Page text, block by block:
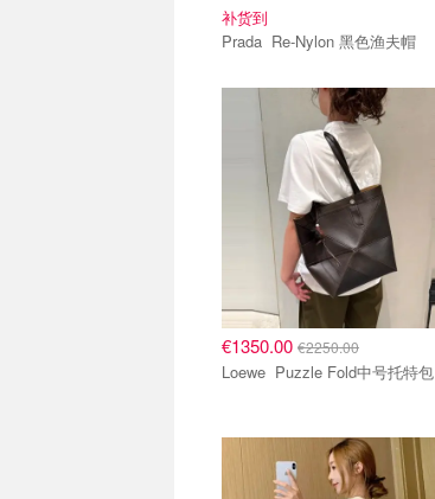
补货到
Prada Re-Nylon 黑色渔夫帽
€1350.00 €2250.00
Loewe Puzzle Fold中号托特包